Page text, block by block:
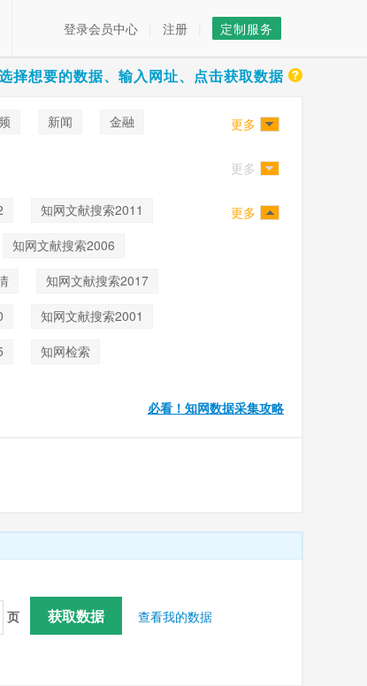
登录会员中心 注册 定制服务
想要的数据、输入网址、点击获取数据
新闻
金融
更多
更多
知网文献搜索2011
知网文献搜索2006
知网文献搜索2017
知网文献搜索2001
知网检索
更多
必看！知网数据采集攻略
页 获取数据 查看我的数据